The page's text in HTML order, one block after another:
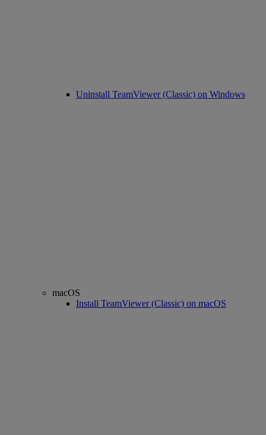
Uninstall TeamViewer (Classic) on Windows
macOS
Install TeamViewer (Classic) on macOS